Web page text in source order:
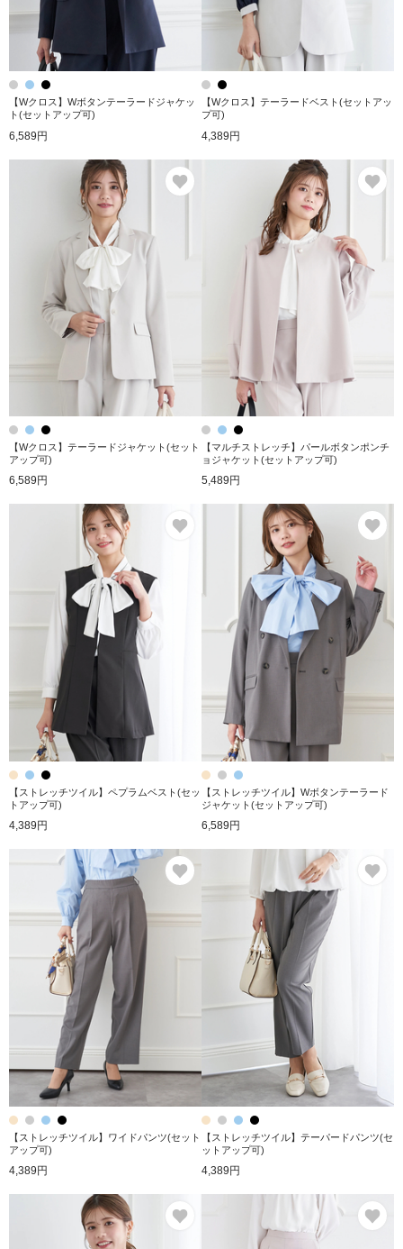
【Wクロス】Wボタンテーラードジャケッ
ト(セットアップ可)
6,589円
【Wクロス】テーラードベスト(セットアッ
プ可)
4,389円
【Wクロス】テーラードジャケット(セット
アップ可)
6,589円
【マルチストレッチ】パールボタンポンチ
ョジャケット(セットアップ可)
5,489円
【ストレッチツイル】ペプラムベスト(セッ
トアップ可)
4,389円
【ストレッチツイル】Wボタンテーラード
ジャケット(セットアップ可)
6,589円
【ストレッチツイル】ワイドパンツ(セット
アップ可)
4,389円
【ストレッチツイル】テーパードパンツ(セ
ットアップ可)
4,389円